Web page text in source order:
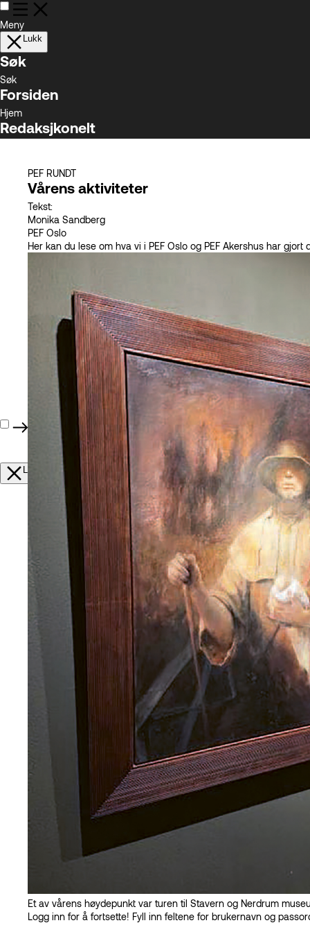
Meny
Lukk
Søk
Søk
Forsiden
Hjem
Redaksjkonelt
Siste utgave
Les siste utgave
Tidligere utgaver
Lukk
nr 2• 2026
Redaktøren har ordet
Den hellige treenigheten pasienten, behandleren og arbeidsgiveren
Folkehelse
Mer vanlig med psykiske plager
Hovedsaken: Kortisonavhengighet
Fenomenet TSW
For Daniel gjorde det vondt å spise og dusje
– Behov for mer kunnskap
– Media tar kontakt
Få bivirkningsmeldinger om TSW
Ny satsing på autoimmune sykdommer
Hudlegen har ordet
Får vi noen gang nok hudleger?
Finnes det en vanneffekt?
Ubegrenset til sjøs
Forskeren har ordet
På jakt etter bedre forståelse av sykdomsutviklingen i HS
Forbundslederen
Nytt fra forbundet
Fordeler med PEF
HS-praten
PEF RUNDT
Vårens aktiviteter
Tekst:
Monika Sandberg
PEF Oslo
Her kan du lese om hva vi i PEF Oslo og PEF Akershus har gjort
Et av vårens høydepunkt var turen til Stavern og Nerdrum
Logg inn for å fortsette! Fyll inn feltene for brukernavn og